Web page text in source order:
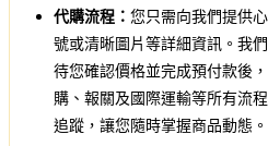
代購流程： 您只需向我們提供
號或清晰圖片等詳細資訊。我
待您確認價格並完成預付款後
購、報關及國際運輸等所有流
追蹤，讓您隨時掌握商品動態。